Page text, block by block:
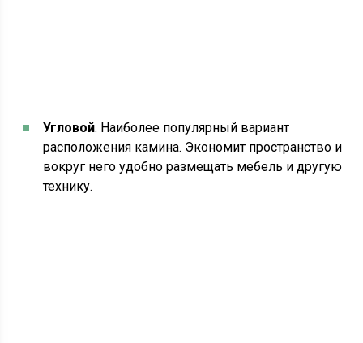
Угловой. Наиболее популярный вариант
расположения камина. Экономит пространство и
вокруг него удобно размещать мебель и другую
технику.